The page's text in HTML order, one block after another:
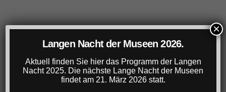
Langen Nacht der Museen 2026.
Aktuell finden Sie hier das Programm der Langen
Nacht 2025. Die nächste Lange Nacht der Museen
findet am 21. März 2026 statt.
×